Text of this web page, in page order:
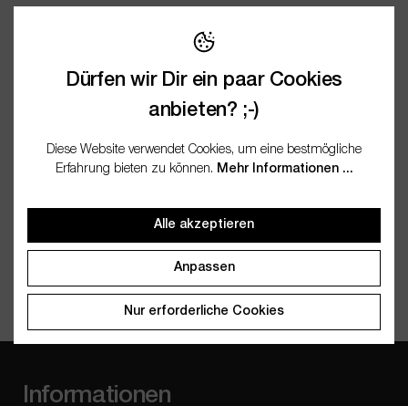
Kaltgepresst bedeutet, dass ein Öl oder Fett ohne hohe
Temperaturen gewonnen wird und so mehr natürliche
Inhaltsstoffe und Geruch behält. Raffiniert heißt, dass es
etwas weniger ursprüngliche Nährstoffe enthält.
Informationen
Dürfen wir Dir ein paar Cookies
anbieten? ;-)
Diese Website verwendet Cookies, um eine bestmögliche
Erfahrung bieten zu können. Mehr Informationen ...
Alle akzeptieren
Anpassen
Nur erforderliche Cookies